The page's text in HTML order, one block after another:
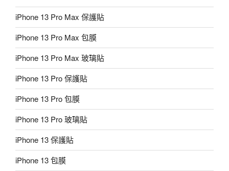
iPhone 13 Pro Max 保護貼
iPhone 13 Pro Max 包膜
iPhone 13 Pro Max 玻璃貼
iPhone 13 Pro 保護貼
iPhone 13 Pro 包膜
iPhone 13 Pro 玻璃貼
iPhone 13 保護貼
iPhone 13 包膜